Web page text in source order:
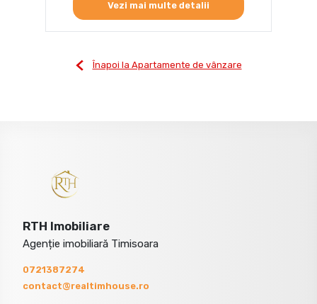
Vezi mai multe detalii
Înapoi la Apartamente de vânzare
RTH Imobiliare
Agenție imobiliară Timisoara
0721387274
contact@realtimhouse.ro